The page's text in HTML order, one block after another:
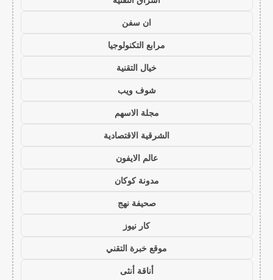
ان سفن
مرابع التكنولوجيا
خيال التقنية
شوف ويب
مجلة الاسهم
الشرقية الاقتصادية
عالم الايفون
مدونة كوكان
صحيفة نهج
كار نيوز
موقع خبرة التقني
أناقة أنثى